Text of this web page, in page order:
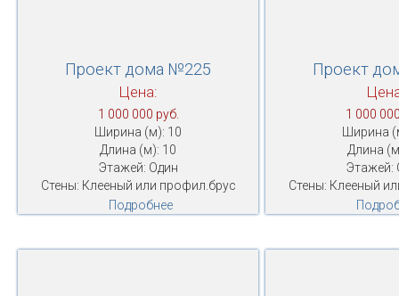
Проект дома №225
Цена:
1 000 000 руб.
Ширина (м): 10
Длина (м): 10
Этажей: Один
Стены: Клееный или профил.брус
Подробнее
Проект
1 000
Ширина
Длина
Этажей:
Стены: Клееный